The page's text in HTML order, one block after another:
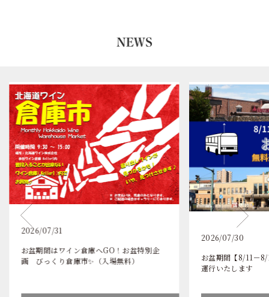
2026/07/31
お盆期間はワイン倉庫へGO！お盆特別企
画 びっくり倉庫市✨（入場無料）
2026/07/30
お盆期間【8/11－
運行いたします